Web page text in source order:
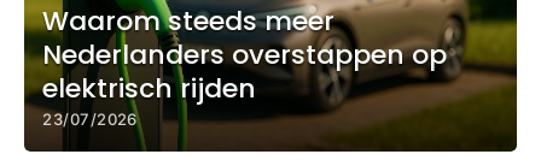
Waarom steeds meer
Nederlanders overstappen op
elektrisch rijden
23/07/2026